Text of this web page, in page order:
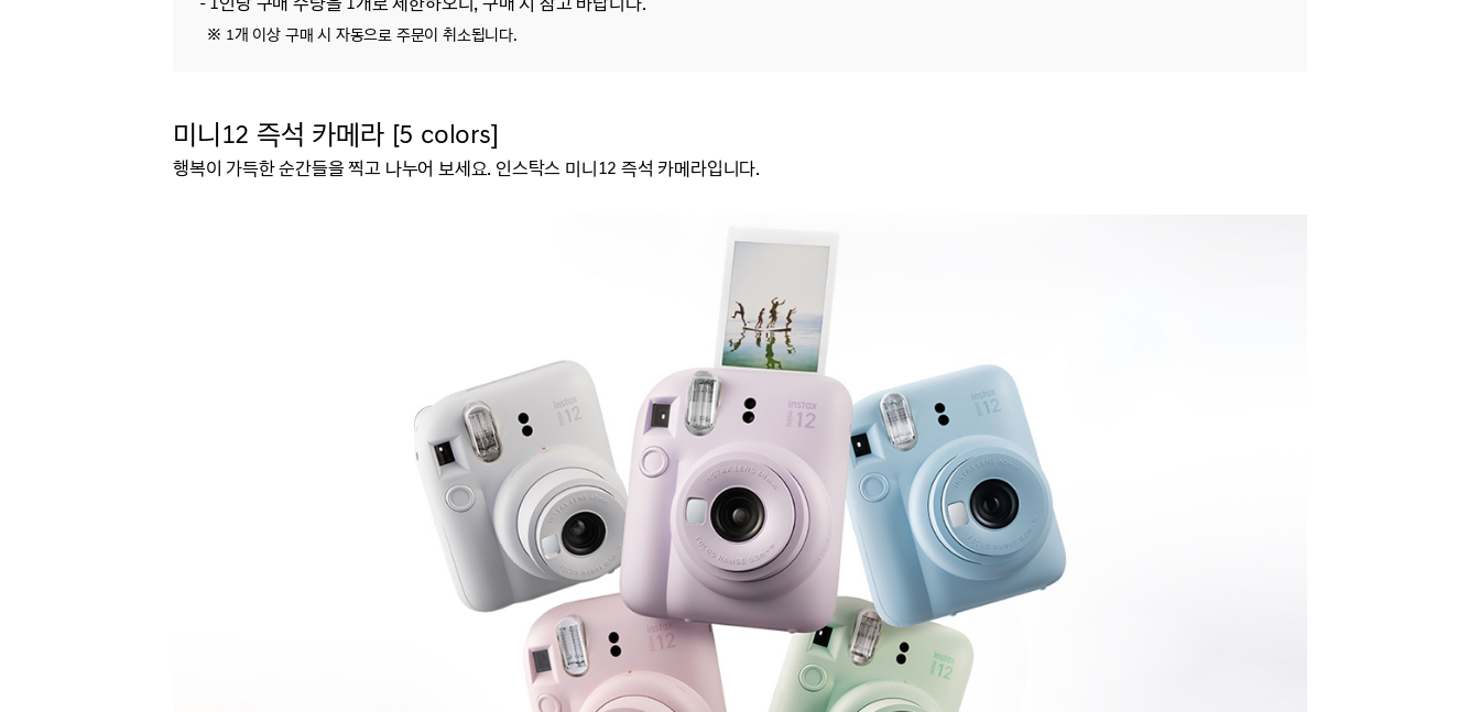
※ 1개 이상 구매 시 자동으로 주문이 취소됩니다.
미 니12 즉석 카메라 [5 colors]
행복이 가득한 순간들을 찍고 나누어 보세요. 인스탁스 미니12 즉석 카메라입니다.